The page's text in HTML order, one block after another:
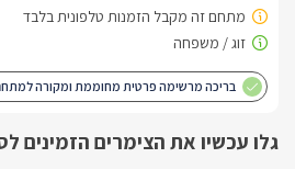
בריכה מרשימה פרטית מחוממת ומקורה
גלו עכשיו את הצימרים הזמינים